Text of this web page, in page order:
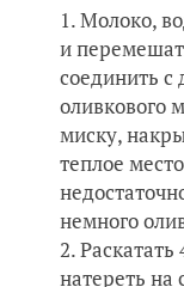
Молоко,
и
соединить с
оливкового
миску,
теплое
немного
натереть на